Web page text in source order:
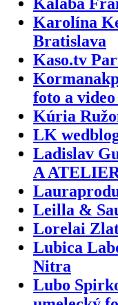
Karolína
Bratislava
Kaso.tv
foto a
Kúria
LK
Ladislav
A
Leilla &
Lorelai
Lubica
Nitra
Lubo